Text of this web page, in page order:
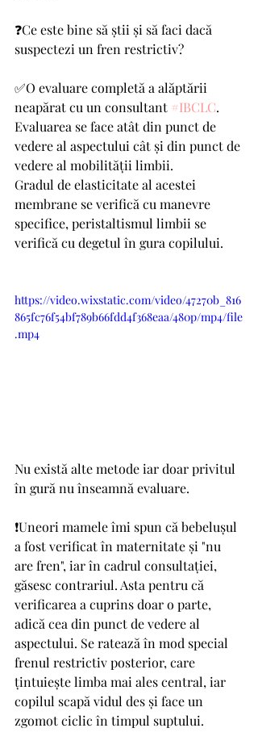
❓Ce este bine să știi și să faci dacă
suspectezi un fren restrictiv?
✅O evaluare completă a alăptării
neapărat cu un consultant #IBCLC.
Evaluarea se face atât din punct de
vedere al aspectului cât și din punct de
vedere al mobilității limbii.
Gradul de elasticitate al acestei
membrane se verifică cu manevre
specifice, peristaltismul limbii se
verifică cu degetul în gura copilului.
https://video.wixstatic.com/video/47270b_816
865fc76f54bf789b66fdd4f368eaa/480p/mp4/file
.mp4
Nu există alte metode iar doar privitul
în gură nu înseamnă evaluare.
❗Uneori mamele îmi spun că bebelușul
a fost verificat în maternitate și "nu
are fren", iar în cadrul consultației,
găsesc contrariul. Asta pentru că
verificarea a cuprins doar o parte,
adică cea din punct de vedere al
aspectului. Se ratează în mod special
frenul restrictiv posterior, care
țintuiește limba mai ales central, iar
copilul scapă vidul des și face un
zgomot ciclic în timpul suptului.